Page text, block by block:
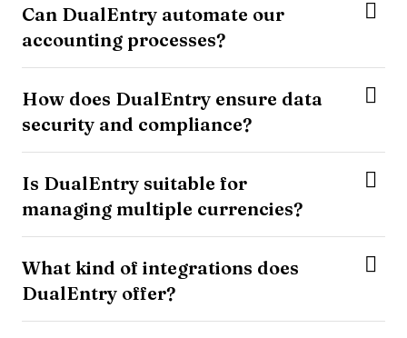
Can DualEntry automate our
accounting processes?
How does DualEntry ensure data
security and compliance?
Is DualEntry suitable for
managing multiple currencies?
What kind of integrations does
DualEntry offer?